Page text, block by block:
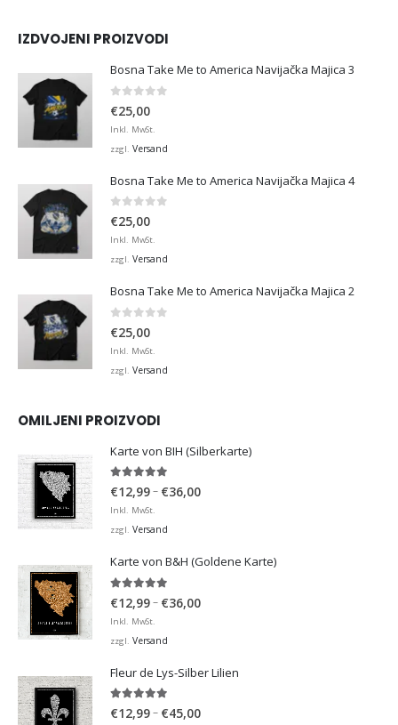
IZDVOJENI PROIZVODI
Bosna Take Me to America Navijačka Majica 3
0 von 5
€25,00
Inkl. MwSt.
zzgl. Versand
Bosna Take Me to America Navijačka Majica 4
0 von 5
€25,00
Inkl. MwSt.
zzgl. Versand
Bosna Take Me to America Navijačka Majica 2
€25,00
Inkl. MwSt.
zzgl. Versand
OMILJENI PROIZVODI
Karte von BIH (Silberkarte)
4.92 von 5
€12,99– €36,00Preisspanne:
Inkl. MwSt.
zzgl. Versand
Karte von B&H (Goldene Karte)
4.98von 5
€12,99– €36,00Preisspanne:
Inkl. MwSt.
zzgl. Versand
Fleur de Lys-Silber Lilien
4.95von 5
€12,99– €45,00Preisspanne: